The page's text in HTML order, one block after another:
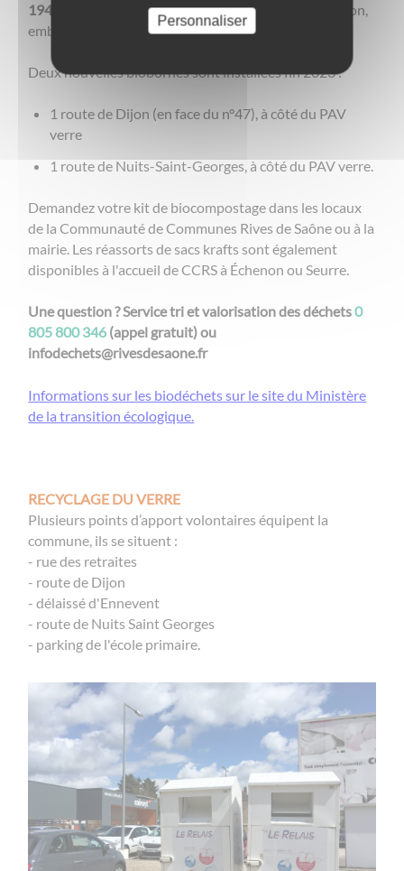
1945
. Elle accueille les déchets de viande et de poisson,
emballés dans des sacs dédiés en papier kraft.
Deux nouvelles biobornes sont installées fin 2023 :
1 route de Dijon (en face du n°47), à côté du PAV
verre
1 route de Nuits-Saint-Georges, à côté du PAV verre.
Demandez votre kit de biocompostage dans les locaux
de la Communauté de Communes Rives de Saône ou à la
mairie. Les réassorts de sacs krafts sont également
disponibles à l'accueil de CCRS à Échenon ou Seurre.
Une question ? Service tri et valorisation des déchets0
805 800 346 (appel gratuit) ou
infodechets@rivesdesaone.fr
Informations sur les biodéchets sur le site du Ministère
de la transition écologique.
RECYCLAGE DU VERRE
Plusieurs points d’apport volontaires équipent la
commune, ils se situent :
- rue des retraites
- route de Dijon
- délaissé d'Ennevent
- route de Nuits Saint Georges
- parking de l'école primaire.
Personnaliser